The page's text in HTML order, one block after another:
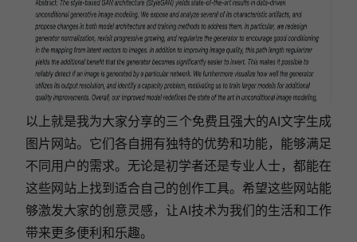
以上就是我为大家分享的三个免费且强大的AI文字生成
图片网站。它们各自拥有独特的优势和功能，能够满足
不同用户的需求。无论是初学者还是专业人士，都能在
这些网站上找到适合自己的创作工具。希望这些网站能
够激发大家的创意灵感，让AI技术为我们的生活和工作
带来更多便利和乐趣。